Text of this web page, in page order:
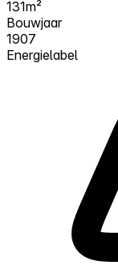
131m²
Bouwjaar
1907
Energielabel